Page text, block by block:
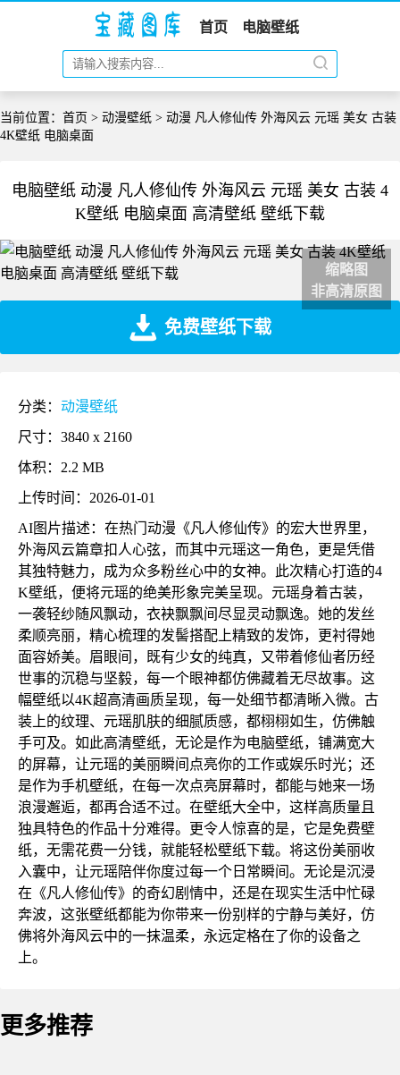
首页 电脑壁纸
当前位置： 首页 > 动漫壁纸 > 动漫 凡人修仙传 外海风云 元瑶 美女 古装
4K壁纸 电脑桌面
电脑壁纸 动漫 凡人修仙传 外海风云 元瑶 美女 古装 4
K壁纸 电脑桌面 高清壁纸 壁纸下载
缩略图
非高清原图
免费壁纸下载
分类： 动漫壁纸
尺寸：3840 x 2160
体积：2.2 MB
上传时间：2026-01-01
AI图片描述：在热门动漫《凡人修仙传》的宏大世界里，
外海风云篇章扣人心弦，而其中元瑶这一角色，更是凭借
其独特魅力，成为众多粉丝心中的女神。此次精心打造的4
K壁纸，便将元瑶的绝美形象完美呈现。元瑶身着古装，
一袭轻纱随风飘动，衣袂飘飘间尽显灵动飘逸。她的发丝
柔顺亮丽，精心梳理的发髻搭配上精致的发饰，更衬得她
面容娇美。眉眼间，既有少女的纯真，又带着修仙者历经
世事的沉稳与坚毅，每一个眼神都仿佛藏着无尽故事。这
幅壁纸以4K超高清画质呈现，每一处细节都清晰入微。古
装上的纹理、元瑶肌肤的细腻质感，都栩栩如生，仿佛触
手可及。如此高清壁纸，无论是作为电脑壁纸，铺满宽大
的屏幕，让元瑶的美丽瞬间点亮你的工作或娱乐时光；还
是作为手机壁纸，在每一次点亮屏幕时，都能与她来一场
浪漫邂逅，都再合适不过。在壁纸大全中，这样高质量且
独具特色的作品十分难得。更令人惊喜的是，它是免费壁
纸，无需花费一分钱，就能轻松壁纸下载。将这份美丽收
入囊中，让元瑶陪伴你度过每一个日常瞬间。无论是沉浸
在《凡人修仙传》的奇幻剧情中，还是在现实生活中忙碌
奔波，这张壁纸都能为你带来一份别样的宁静与美好，仿
佛将外海风云中的一抹温柔，永远定格在了你的设备之
上。
更多推荐